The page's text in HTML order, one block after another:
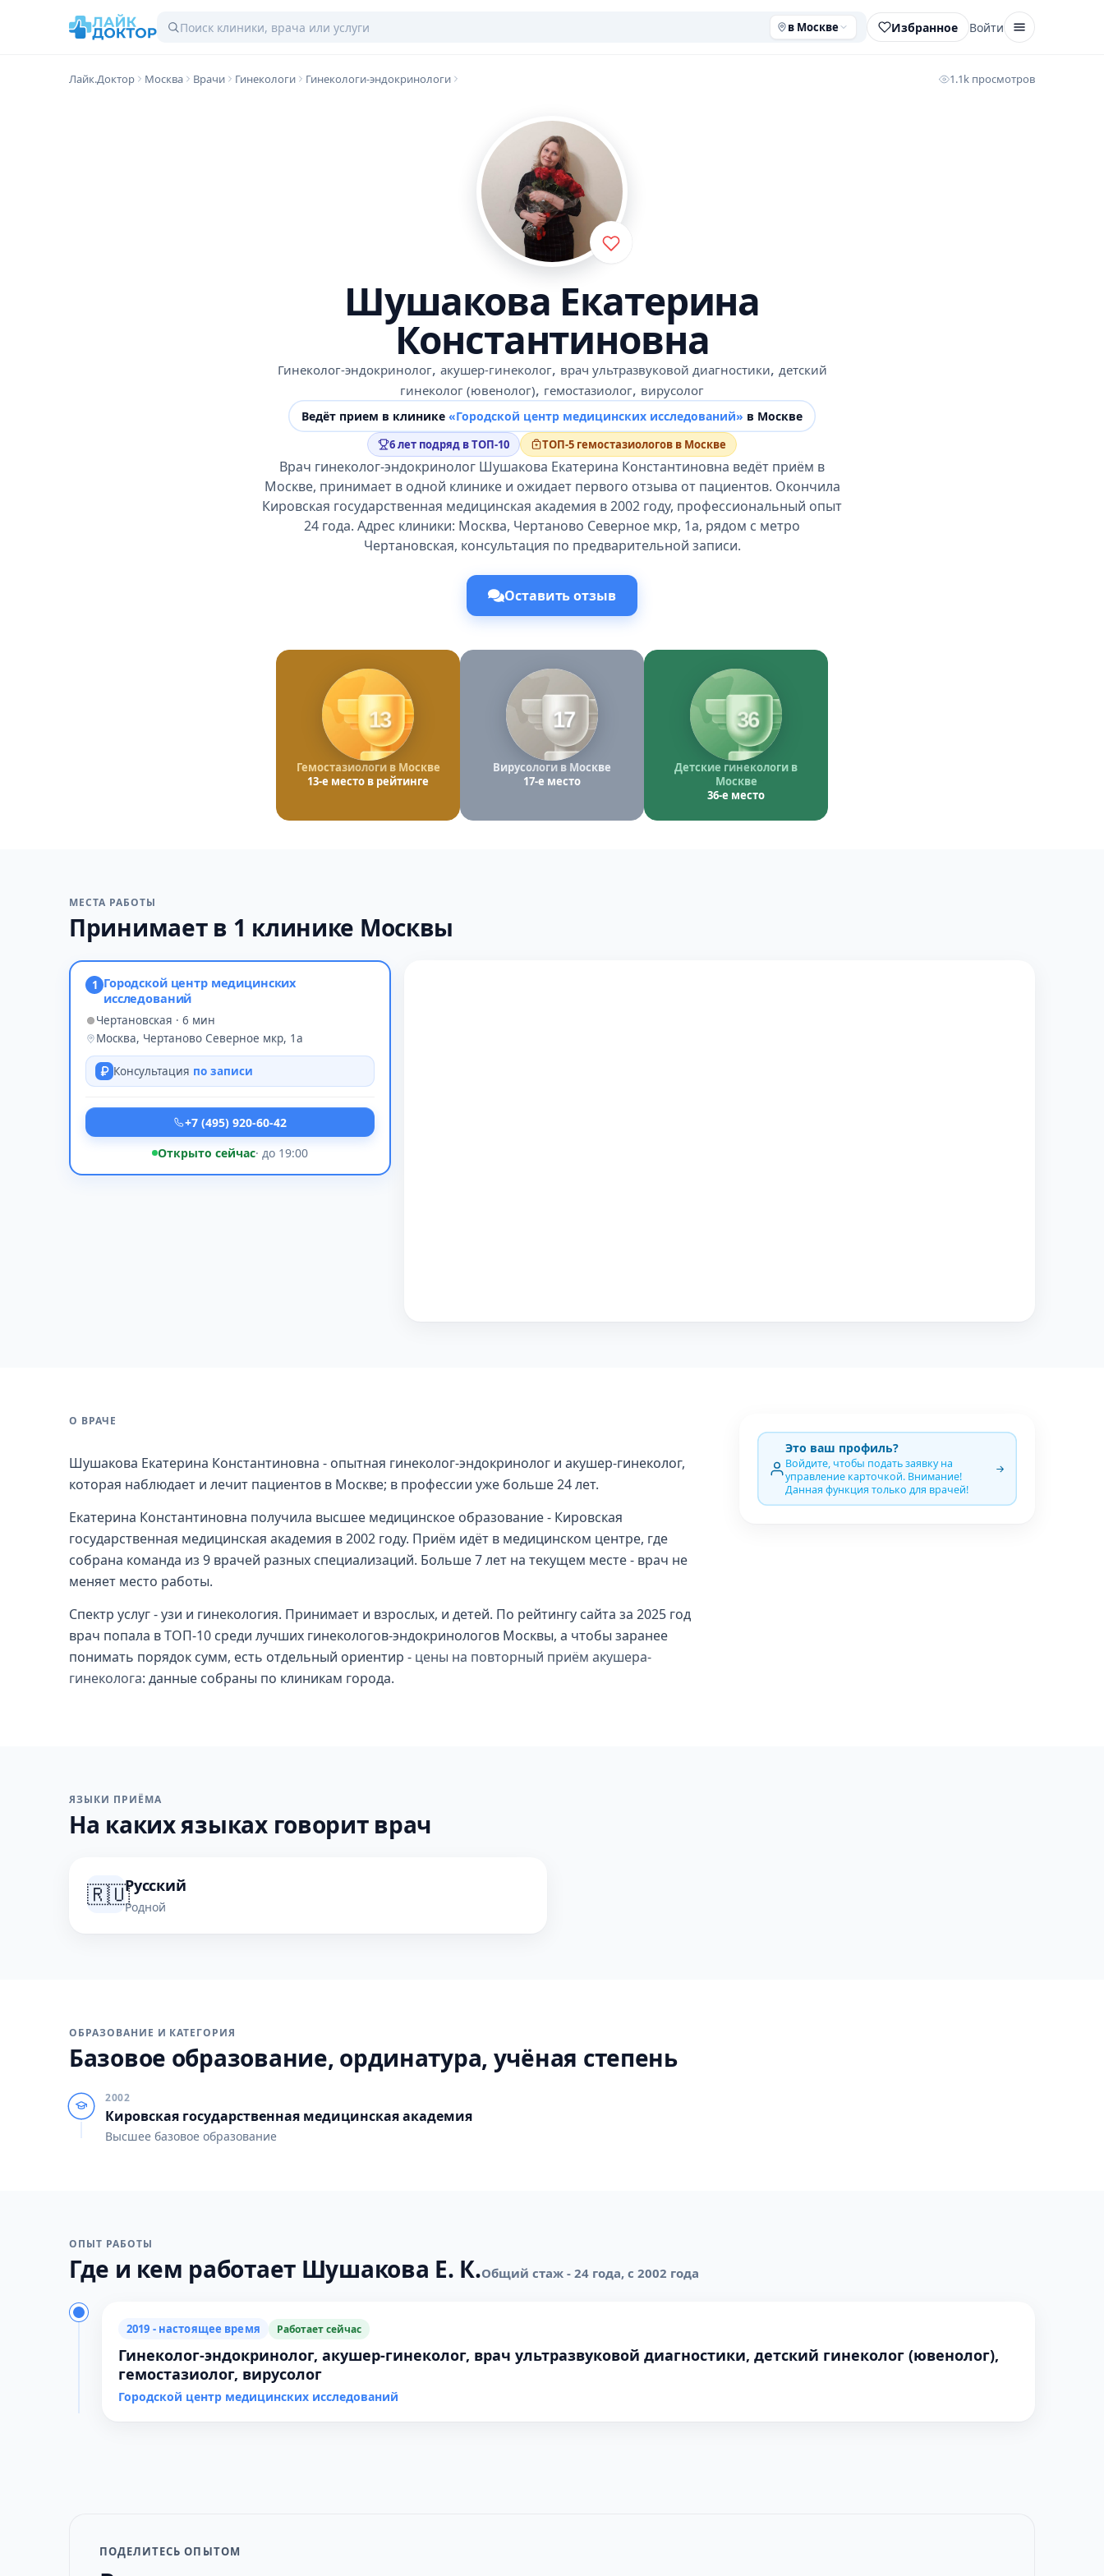
в Москве Избранное Войти
Лайк.Доктор Москва Врачи Гинекологи Гинекологи-эндокринологи 1.1k просмотров
Шушакова Екатерина
Константиновна
Гинеколог-эндокринолог, акушер-гинеколог, врач ультразвуковой диагностики, детский
гинеколог (ювенолог), гемостазиолог, вирусолог
Ведёт прием в клинике «Городской центр медицинских исследований» в Москве
6 лет подряд в ТОП-10 ТОП-5 гемостазиологов в Москве
Врач гинеколог-эндокринолог Шушакова Екатерина Константиновна ведёт приём в
Москве, принимает в одной клинике и ожидает первого отзыва от пациентов. Окончила
Кировская государственная медицинская академия в 2002 году, профессиональный опыт
24 года. Адрес клиники: Москва, Чертаново Северное мкр, 1а, рядом с метро
Чертановская, консультация по предварительной записи.
Оставить отзыв
13
Гемостазиологи в Москве
13-е место в рейтинге
17
Вирусологи в Москве
17-е место
36
Детские гинекологи в
Москве
36-е место
МЕСТА РАБОТЫ
Принимает в 1 клинике Москвы
1 Городской центр медицинских
исследований
Чертановская · 6 мин
Москва, Чертаново Северное мкр, 1а
Консультация по записи
+7 (495) 920-60-42
Открыто сейчас· до 19:00
О ВРАЧЕ
Шушакова Екатерина Константиновна - опытная гинеколог-эндокринолог и акушер-гинеколог,
которая наблюдает и лечит пациентов в Москве; в профессии уже больше 24 лет.
Екатерина Константиновна получила высшее медицинское образование - Кировская
государственная медицинская академия в 2002 году. Приём идёт в медицинском центре, где
собрана команда из 9 врачей разных специализаций. Больше 7 лет на текущем месте - врач не
меняет место работы.
Спектр услуг - узи и гинекология. Принимает и взрослых, и детей. По рейтингу сайта за 2025 год
врач попала в ТОП-10 среди лучших гинекологов-эндокринологов Москвы, а чтобы заранее
понимать порядок сумм, есть отдельный ориентир - цены на повторный приём акушера-
гинеколога: данные собраны по клиникам города.
Это ваш профиль?
Войдите, чтобы подать заявку на
управление карточкой. Внимание!
Данная функция только для врачей!
ЯЗЫКИ ПРИЁМА
На каких языках говорит врач
🇷🇺Русский
Родной
ОБРАЗОВАНИЕ И КАТЕГОРИЯ
Базовое образование, ординатура, учёная степень
2002
Кировская государственная медицинская академия
Высшее базовое образование
ОПЫТ РАБОТЫ
Где и кем работает Шушакова Е. К.Общий стаж - 24 года, с 2002 года
2019 - настоящее время Работает сейчас
Гинеколог-эндокринолог, акушер-гинеколог, врач ультразвуковой диагностики, детский гинеколог (ювенолог),
гемостазиолог, вирусолог
Городской центр медицинских исследований
ПОДЕЛИТЕСЬ ОПЫТОМ